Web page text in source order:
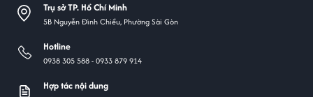
Trụ sở TP. Hồ Chí Minh
5B Nguyễn Đình Chiểu, Phường Sài Gòn
Hotline
0938 305 588 -0933 879 914
Hợp tác nội dung